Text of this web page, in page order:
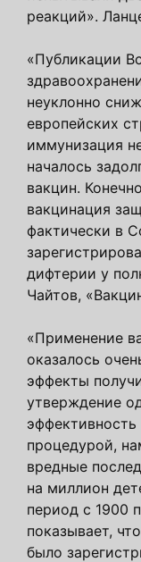
реакций».
«Публикации
неуклонно
европейских
иммунизация
началось
вакцин.
вакцинация
фактически в
дифтерии у
Чайтов,
«Применение
оказалось
эффекты
утверждение
процедурой,
вредные
на миллион
период с 1900
показывает,
было